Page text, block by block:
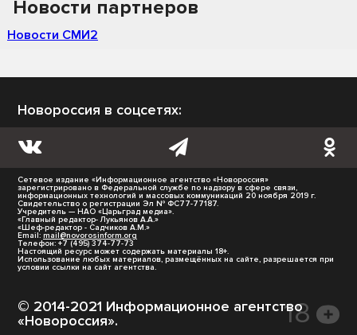
Новости партнеров
Новости СМИ2
Новороссия в соцсетях:
Сетевое издание «Информационное агентство «Новороссия»
зарегистрировано в Федеральной службе по надзору в сфере связи,
информационных технологий и массовых коммуникаций 20 ноября 2019 г.
Свидетельство о регистрации Эл № ФС77-77187.
Учредитель — НАО «Царьград медиа».
«Главный редактор- Лукьянов А.А.»
«Шеф-редактор - Садчиков А.М.»
Email: mail@novorosinform.org
Телефон: +7 (495) 374-77-73
Настоящий ресурс может содержать материалы 18+.
Использование любых материалов, размещённых на сайте, разрешается при
условии ссылки на сайт агентства.
© 2014-2021 Информационное агентство
«Новороссия».